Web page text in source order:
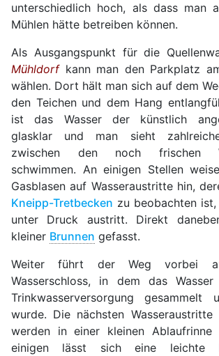
unterschiedlich hoch, als dass man
Mühlen hätte betreiben können.
Als Ausgangspunkt für die
Mühldorfkann man den Parkplatz
wählen. Dort hält man sich auf dem
den Teichen und dem Hang
ist das Wasser der künstlich
glasklar und man sieht
zwischen den noch frischen
schwimmen. An einigen Stellen
Gasblasen auf Wasseraustritte hin,
Kneipp-Tretbecken zu beobachten
unter Druck austritt. Direkt
kleiner Brunnen gefasst.
Weiter führt der Weg vorbei
Wasserschloss, in dem das
Trinkwasserversorgung gesammelt
wurde. Die nächsten
werden in einer kleinen Ablaufrinne
einigen lässt sich eine leichte